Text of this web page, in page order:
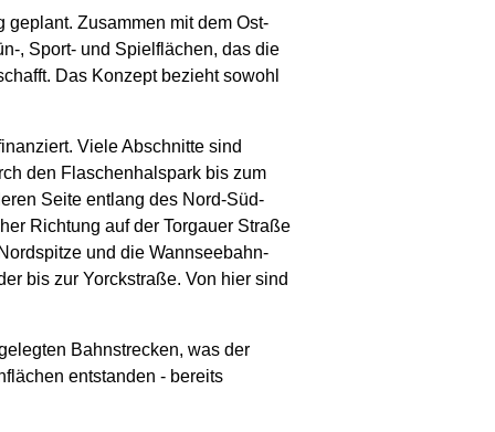
Zusammen mit dem Ost-
, Sport- und Spielflächen, das die
Das Konzept bezieht sowohl
Viele Abschnitte sind
den Flaschenhalspark bis zum
Seite entlang des Nord-Süd-
Richtung auf der Torgauer Straße
und die Wannseebahn-
bis zur Yorckstraße. Von hier sind
Bahnstrecken, was der
entstanden - bereits